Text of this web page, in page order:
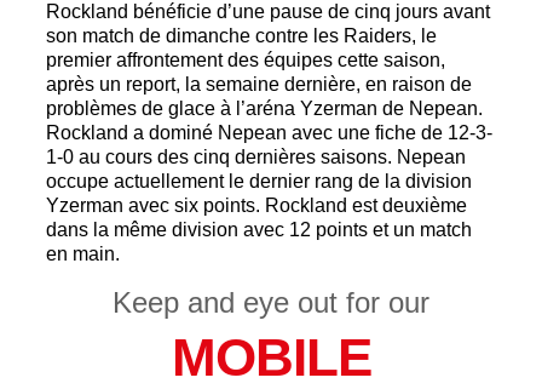
Rockland bénéficie d’une pause de cinq jours avant
son match de dimanche contre les Raiders, le
premier affrontement des équipes cette saison,
après un report, la semaine dernière, en raison de
problèmes de glace à l’aréna Yzerman de Nepean.
Rockland a dominé Nepean avec une fiche de 12-3-
1-0 au cours des cinq dernières saisons. Nepean
occupe actuellement le dernier rang de la division
Yzerman avec six points. Rockland est deuxième
dans la même division avec 12 points et un match
en main.
Keep and eye out for our
MOBILE